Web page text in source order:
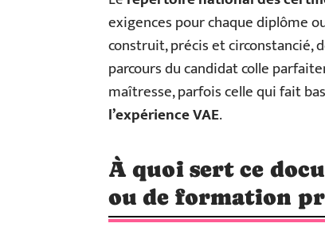
exigences pour chaque diplôme
construit, précis et circonstancié,
parcours du candidat colle
maîtresse, parfois celle qui fait
l’expérience VAE.
À quoi sert ce
ou de formation